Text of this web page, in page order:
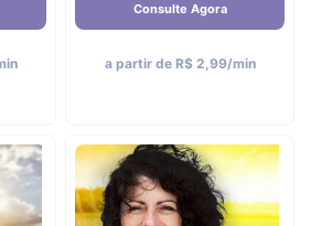
Consulte Agora
a partir de R$ 2,99/min